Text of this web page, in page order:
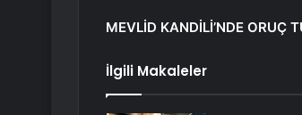
MEVLİD KANDİLİ’NDE ORUÇ
İlgili Makaleler